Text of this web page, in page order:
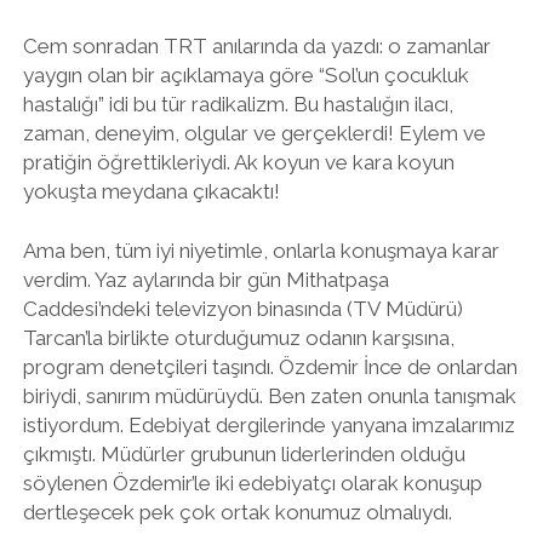
Cem sonradan TRT anılarında da yazdı: o zamanlar
yaygın olan bir açıklamaya göre “Sol’un çocukluk
hastalığı” idi bu tür radikalizm. Bu hastalığın ilacı,
zaman, deneyim, olgular ve gerçeklerdi! Eylem ve
pratiğin öğrettikleriydi. Ak koyun ve kara koyun
yokuşta meydana çıkacaktı!
Ama ben, tüm iyi niyetimle, onlarla konuşmaya karar
verdim. Yaz aylarında bir gün Mithatpaşa
Caddesi’ndeki televizyon binasında (TV Müdürü)
Tarcan’la birlikte oturduğumuz odanın karşısına,
program denetçileri taşındı. Özdemir İnce de onlardan
biriydi, sanırım müdürüydü. Ben zaten onunla tanışmak
istiyordum. Edebiyat dergilerinde yanyana imzalarımız
çıkmıştı. Müdürler grubunun liderlerinden olduğu
söylenen Özdemir’le iki edebiyatçı olarak konuşup
dertleşecek pek çok ortak konumuz olmalıydı.